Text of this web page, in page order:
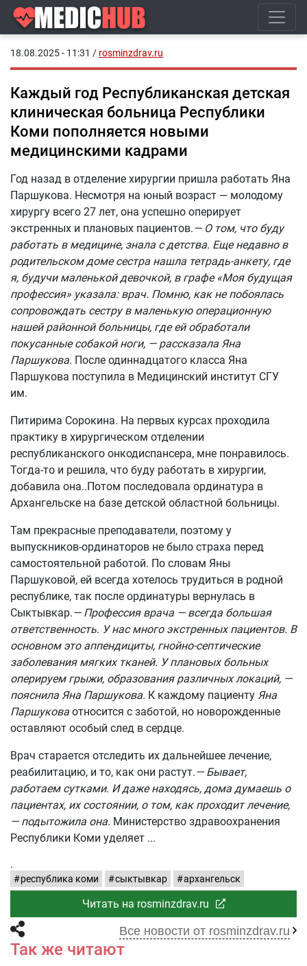
18.08.2025 - 11:31 / rosminzdrav.ru
Каждый год Республиканская детская
клиническая больница Республики
Коми пополняется новыми
медицинскими кадрами
Год назад в отделение хирургии пришла работать Яна
Паршукова. Несмотря на юный возраст — молодому
хирургу всего 27 лет, она успешно оперирует
экстренных и плановых пациентов.— О том, что буду
работать в медицине, знала с детства. Еще недавно в
родительском доме сестра нашла тетрадь-анкету, где
я, будучи маленькой девочкой, в графе «Моя будущая
профессия» указала: врач. Помню, как не побоялась
сопровождать сестру в маленькую операционную
нашей районной больницы, где ей обработали
покусанные собакой ноги, — рассказала Яна
Паршукова. После одиннадцатого класса Яна
Паршукова поступила в Медицинский институт СГУ
им.
Питирима Сорокина. На первых курсах проходила
практику в хирургическом отделении
республиканского онкодиспансера, мне понравилось.
Тогда-то и решила, что буду работать в хирургии,
добавила она..Потом последовала ординатура в
Архангельске на базе детской областной больницы.
Там прекрасные преподаватели, поэтому у
выпускников-ординаторов не было страха перед
самостоятельной работой. По словам Яны
Паршуковой, ей всегда хотелось трудиться в родной
республике, так после ординатуры вернулась в
Сыктывкар.— Профессия врача — всегда большая
ответственность. У нас много экстренных пациентов. В
основном это аппендициты, гнойно-септические
заболевания мягких тканей. У плановых больных
оперируем грыжи, образования различных локаций, —
пояснила Яна Паршукова. К каждому пациенту Яна
Паршукова относится с заботой, но новорожденные
оставляют особый след в сердце.
Врач старается отследить их дальнейшее лечение,
реабилитацию, и то, как они растут.— Бывает,
работаем сутками. И даже находясь, дома думаешь о
пациентах, их состоянии, о том, как проходит лечение,
— подытожила она. Министерство здравоохранения
Республики Коми уделяет
.
республика коми сыктывкар архангельск
Читать на rosminzdrav.ru
Все новости от rosminzdrav.ru
Так же читают